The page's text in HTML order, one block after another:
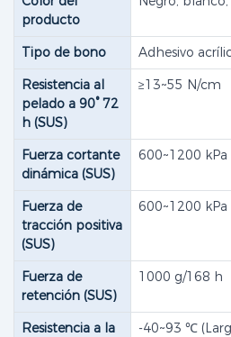
producto
Tipo de bono
Adhesivo
Resistencia al
pelado a 90° 72
h (SUS)
≥13~55 N/cm
Fuerza cortante
dinámica (SUS)
600~1200 kPa
Fuerza de
tracción positiva
(SUS)
600~1200 kPa
Fuerza de
retención (SUS)
1000 g/168 h
Resistencia a la
-40~93 ​​℃